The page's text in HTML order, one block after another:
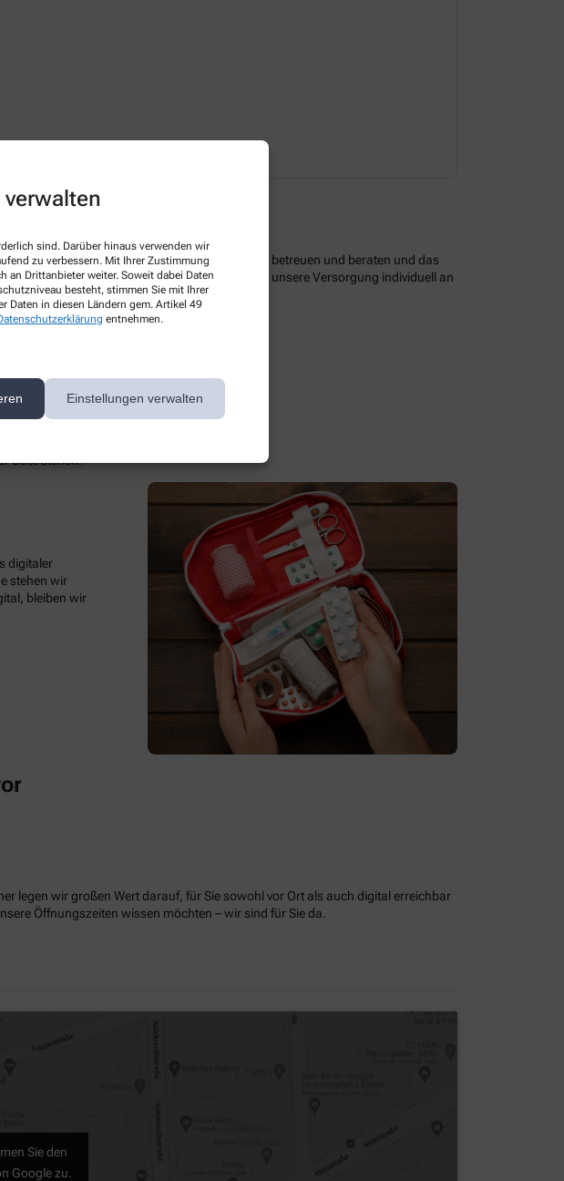
sind. Darüber hinaus verwenden wir
zu verbessern. Mit Ihrer Zustimmung
an Drittanbieter weiter. Soweit dabei Daten
besteht, stimmen Sie mit Ihrer
Daten in diesen Ländern gem. Artikel 49
entnehmen.
Einstellungen verwalten
Unser Ziel ist es, Sie optimal zu versorgen, betreuen und beraten und das
Beratung und umfassendem Service ist unsere Versorgung individuell an
profitieren von exklusiven Angeboten.
Seite stehen.
digitaler
stehen wir
bleiben wir
legen wir großen Wert darauf, für Sie sowohl vor Ort als auch digital erreichbar
Öffnungszeiten wissen möchten – wir sind für Sie da.
Sie den
Google zu.